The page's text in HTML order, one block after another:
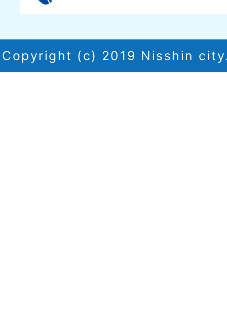
Copyright (c) 2019 Nisshin